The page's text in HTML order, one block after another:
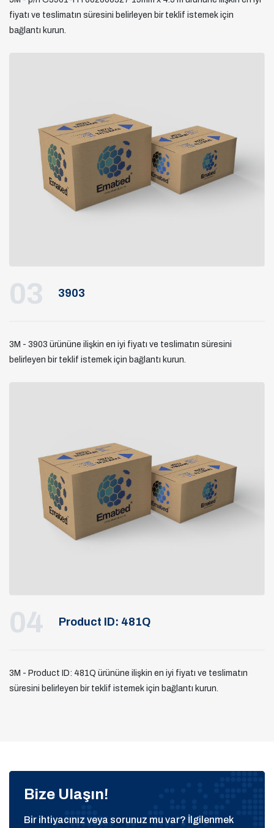
fiyatı ve teslimatın süresini belirleyen bir teklif istemek için
bağlantı kurun.
03 3903
3M - 3903 ürününe ilişkin en iyi fiyatı ve teslimatın süresini
belirleyen bir teklif istemek için bağlantı kurun.
04 Product ID: 481Q
3M - Product ID: 481Q ürününe ilişkin en iyi fiyatı ve teslimatın
süresini belirleyen bir teklif istemek için bağlantı kurun.
Bize Ulaşın!
Bir ihtiyacınız veya sorunuz mu var? İlgilenmek